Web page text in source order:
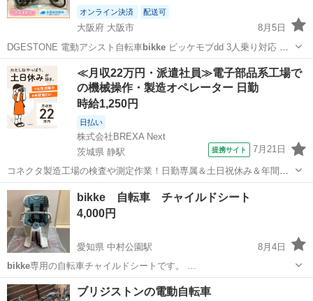
オンライン決済 配送可
大阪府 大阪市
8月5日
DGESTONE 電動アシスト自転車bikkeビッケモブdd 3人乗り対応
…大阪 大阪市 電動アシスト自転車 ビッケモブ
≪月収22万円・派遣社員≫電子部品系工場で
の機械操作・製造オペレーター 日勤
時給1,250円
日払い
株式会社BREXA Next
茨城県 静駅
提携サイト 7月21日
コネクタ製造工場の検査や測定作業！日勤専属＆土日祝休み＆年間休
日128日★クリーンルーム内作業★マイカー通勤OK＆無料駐車場あり
★就業先食堂利用可！日払い制度あり！《茨城県常陸大宮市》 人気の
工場のお仕事 ◇コネクタ製造工...
茨城 常陸大宮市 静駅
bikke 自転車 チャイルドシート
4,000円
愛知県 中村公園駅
8月4日
bikke専用の自転車チャイルドシートです。 …
愛知 名古屋市 中村公園駅 ベビー用品
ブリジストンの電動自転車